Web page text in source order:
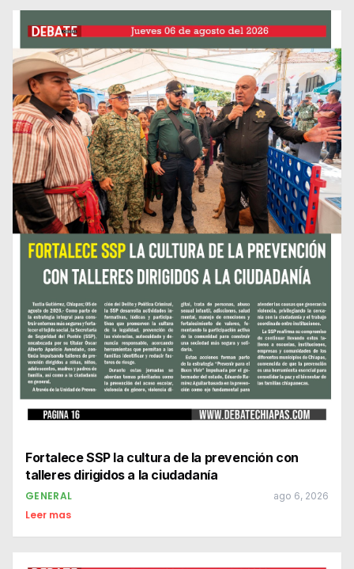
Fortalece SSP la cultura de la prevención con
talleres dirigidos a la ciudadanía
GENERAL ago 6, 2026
Leer mas